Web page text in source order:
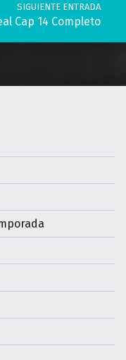
SIGUIENTE ENTRADA
Cap 14 Completo